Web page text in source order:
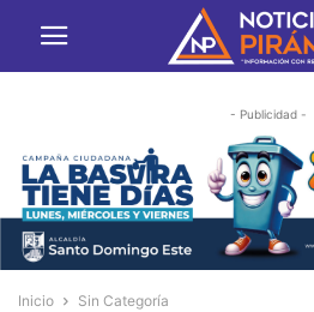
- Publicidad -
Inicio Sin Categoría